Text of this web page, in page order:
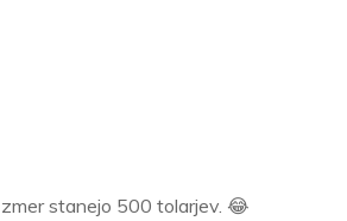
stanejo 500 tolarjev. 😂